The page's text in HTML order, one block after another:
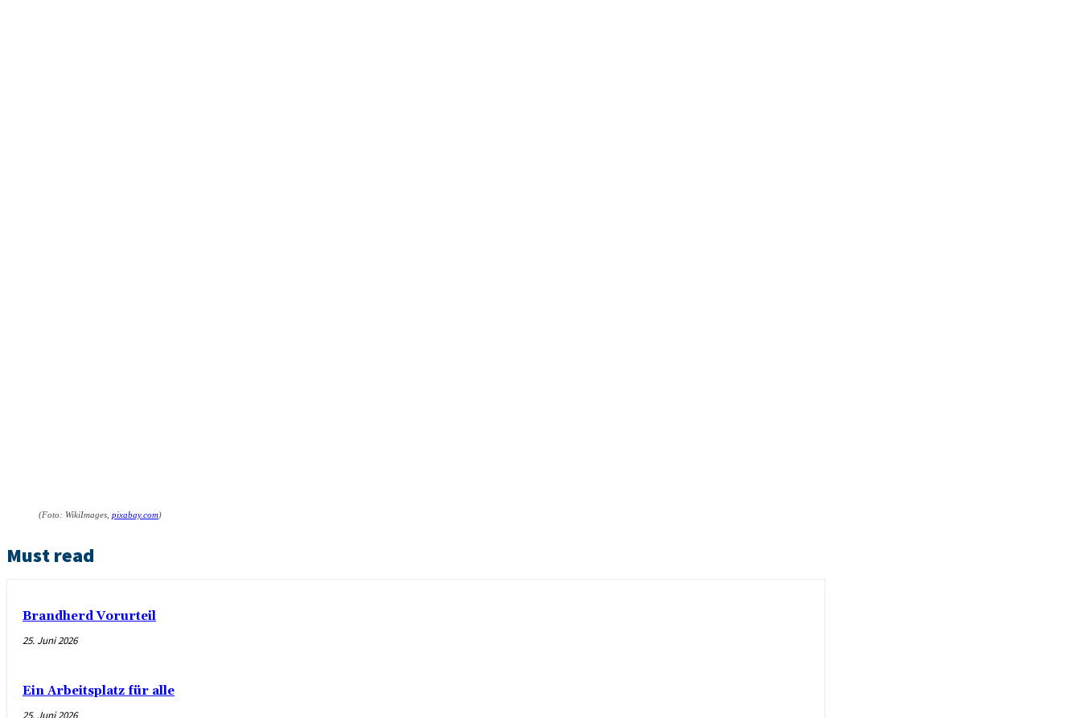
(Foto: WikiImages, pixabay.com)
Must read
Brandherd Vorurteil
25. Juni 2026
Ein Arbeitsplatz für alle